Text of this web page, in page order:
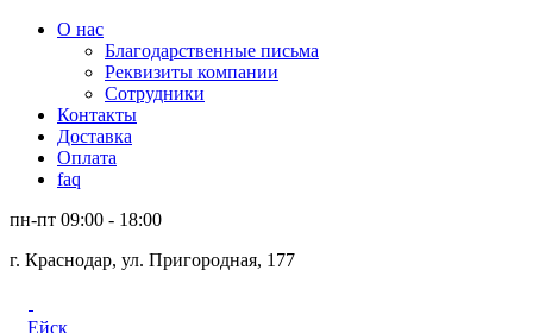
О нас
Благодарственные письма
Реквизиты компании
Сотрудники
Контакты
Доставка
Оплата
faq
пн-пт 09:00 - 18:00
г. Краснодар, ул. Пригородная, 177
Ейск